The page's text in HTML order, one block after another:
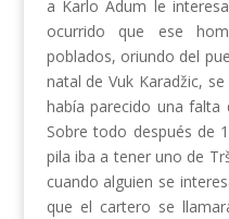
a Karlo Adum le
ocurrido que ese
poblados, oriundo del
natal de Vuk Karadžic,
había parecido una falta
Sobre todo después de
pila iba a tener uno de
cuando alguien se
que el cartero se